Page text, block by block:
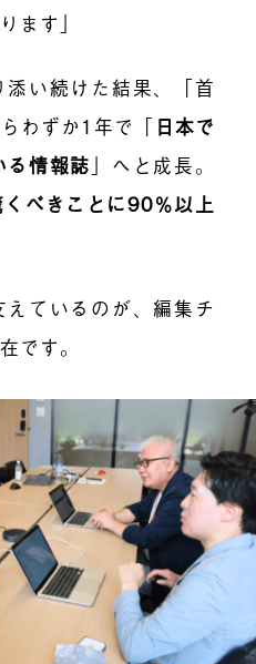
ます」
い続けた結果、「首
わずか1年で「 日本で
情報誌 」へと成長。
べきことに90％以上
ているのが、編集チ
です。